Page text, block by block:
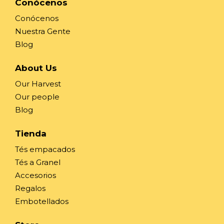
Conócenos
Conócenos
Nuestra Gente
Blog
About Us
Our Harvest
Our people
Blog
Tienda
Tés empacados
Tés a Granel
Accesorios
Regalos
Embotellados